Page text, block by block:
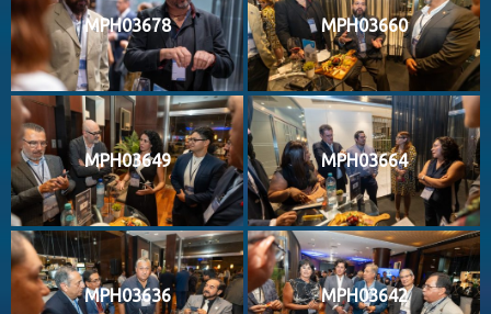
MPH03678 MPH03660
MPH03649 MPH03664
MPH03636 MPH03642